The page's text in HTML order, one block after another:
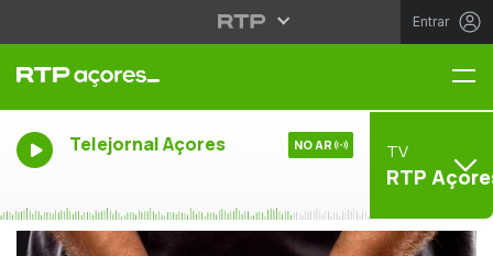
Entrar
Telejornal Açores NO AR TV
RTP